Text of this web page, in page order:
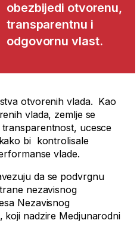
obezbijedi otvorenu,
transparentnu i
odgovornu vlast.
otvorenih vlada. Kao
vlada, zemlje se
ucesce
bi kontrolisale
vlade.
da se podvrgnu
nezavisnog
Nezavisnog
koji nadzire Medjunarodni